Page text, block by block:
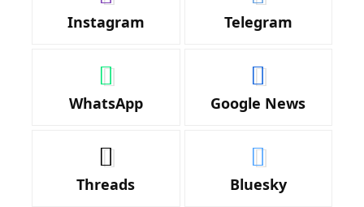
Instagram Telegram
WhatsApp Google News
Threads Bluesky